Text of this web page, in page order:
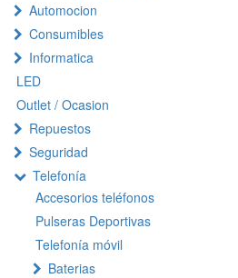
Automocion
Consumibles
Informatica
LED
Outlet / Ocasion
Repuestos
Seguridad
Telefonía
Accesorios teléfonos
Pulseras Deportivas
Telefonía móvil
Baterias